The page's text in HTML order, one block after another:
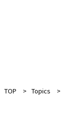
TOP Topics